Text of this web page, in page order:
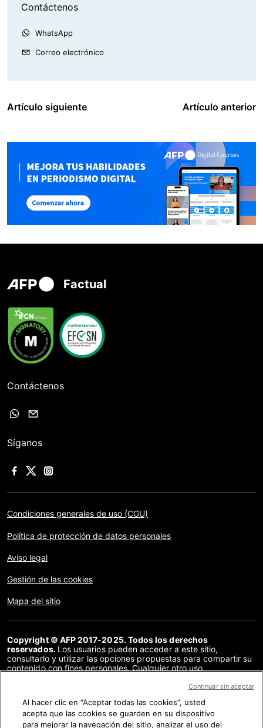
Contáctenos
WhatsApp
Correo electrónico
Artículo siguiente Artículo anterior
Factual
Contáctenos
Síganos
Condiciones generales de uso (CGU)
Política de protección de datos personales
Aviso legal
Gestión de las cookies
Mapa del sitio
Copyright © AFP 2017-2025. Todos los derechos
reservados. Los usuarios pueden acceder a este sitio,
consultarlo y utilizar las opciones propuestas para compartir su
contenido con fines personales. Cualquier otro uso,
distribución del contenido de este sitio, en su totalidad o en
acuerdo específico firmado con la AFP, está estrictamente
prohibido. Los elementos analizados en cada verificación se
presentan o se enlazan en tanto en cuanto son necesarios para
Al hacer clic en “Aceptar todas las cookies”, usted
acepta que las cookies se guarden en su dispositivo
para mejorar la navegación del sitio, analizar el uso del
Continuar sin aceptar